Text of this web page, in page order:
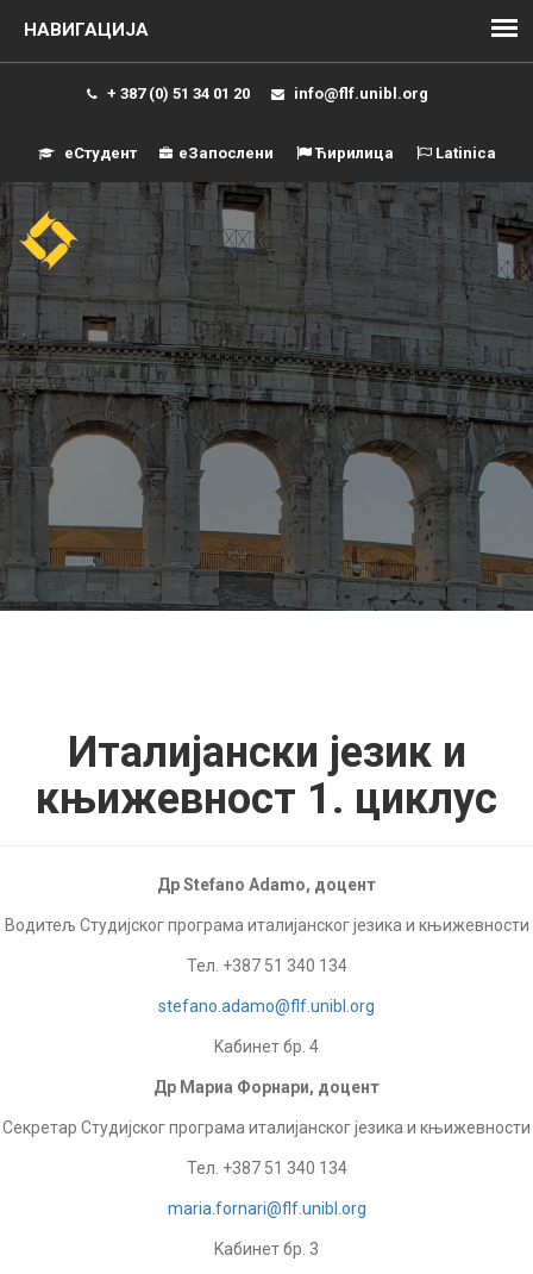
+ 387 (0) 51 34 01 20 info@flf.unibl.org
еСтудент еЗапослени Ћирилица Latinica
Италијански језик и
књижевност 1. циклус
Др Stefano Adamo, доцент
Водитељ Студијског програма италијанског језика и књижевности
Тел. +387 51 340 134
stefano.adamo@flf.unibl.org
Kабинет бр. 4
Др Мариа Форнари, доцент
Секретар Студијског програма италијанског језика и књижевности
Тел. +387 51 340 134
maria.fornari@flf.unibl.org
Kабинет бр. 3